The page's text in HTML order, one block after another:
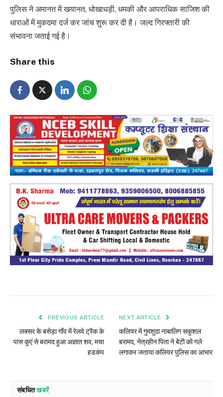
पुलिस ने अमानत में खयानत, धोखाधड़ी, धमकी और आपराधिक साजिश की
धाराओं में मुकदमा दर्ज कर जांच शुरू कर दी है। जल्द गिरफ्तारी की
संभावना जताई गई है।
Share this
PREVIOUS ARTICLE
लक्सर के बसेड़ा गाँव में रेलवे ट्रैक के
पास कुएं से बरामद हुआ अज्ञात शव, मचा
हडकंप
NEXT ARTICLE
कलियर में गुमशुदा नाबालिग सकुशल
बरामद, नेत्रहीन पिता ने बेटी को गले
लगाकर जताया कलियर पुलिस का आभार
संबधितखबरें